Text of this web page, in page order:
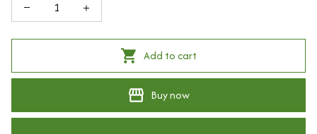
Add to cart
Buy now